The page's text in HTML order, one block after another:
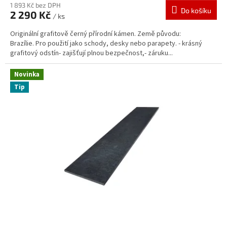
1 893 Kč bez DPH
2 290 Kč / ks
Do košíku
Originální grafitově černý přírodní kámen. Země původu:
Brazílie. Pro použití jako schody, desky nebo parapety. - krásný
grafitový odstín- zajišťují plnou bezpečnost,- záruku...
Novinka
Tip